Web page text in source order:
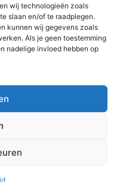
wij technologieën zoals
slaan en/of te raadplegen.
kunnen wij gegevens zoals
Als je geen toestemming
nadelige invloed hebben op
Over ons Partners
Media
betere SEO-resultaten
en succesvol aan
Rights Reserved © 2025